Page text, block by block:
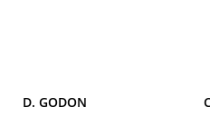
D. GODON